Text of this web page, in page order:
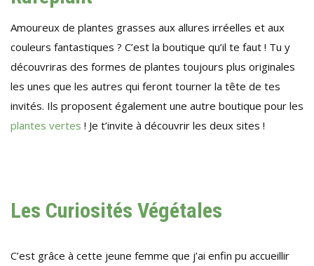
Amoureux de plantes grasses aux allures irréelles et aux
couleurs fantastiques ? C’est la boutique qu’il te faut ! Tu y
découvriras des formes de plantes toujours plus originales
les unes que les autres qui feront tourner la tête de tes
invités. Ils proposent également une autre boutique pour les
plantes vertes ! Je t’invite à découvrir les deux sites !
Les Curiosités Végétales
C’est grâce à cette jeune femme que j’ai enfin pu accueillir